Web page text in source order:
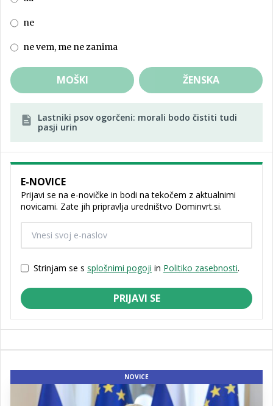
ne
ne vem, me ne zanima
MOŠKI ŽENSKA
Lastniki psov ogorčeni: morali bodo čistiti tudi
pasji urin
E-NOVICE
Prijavi se na e-novičke in bodi na tekočem z aktualnimi
novicami. Zate jih pripravlja uredništvo Dominvrt.si.
Strinjam se s splošnimi pogoji in Politiko zasebnosti.
PRIJAVI SE
NOVICE